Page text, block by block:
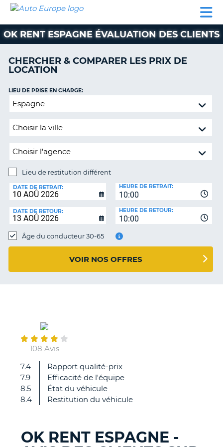
LOCATION
VOITURE
CAMPING-
CAR
CLIENT
AUTO
EUROPE
LOCATION
VOITURE
CAMPING-
CAR
PARTENAIRES
SUPPORT
CLIENT
COMPTE
MA
OK RENT ESPAGNE ÉVALUATION DES CLIENTS
CHERCHER & COMPARER LES PRIX DE
LOCATION
Lieu
restitution
LIEU DE PRISE EN CHARGE:
Lieu de restitution différent
DE
RESTITUTION:
DATE DE RETRAIT:
10:00
HEURE DE RETRAIT:
DATE DE RETOUR:
10:00
HEURE DE RETOUR:
Âge du conducteur 30-65
VOIR NOS OFFRES
108 Avis
7.4
7.9
8.5
8.4
Rapport qualité-prix
Efficacité de l'équipe
État du véhicule
Restitution du véhicule
les
indications
pour
l'aéroport
OK RENT ESPAGNE -